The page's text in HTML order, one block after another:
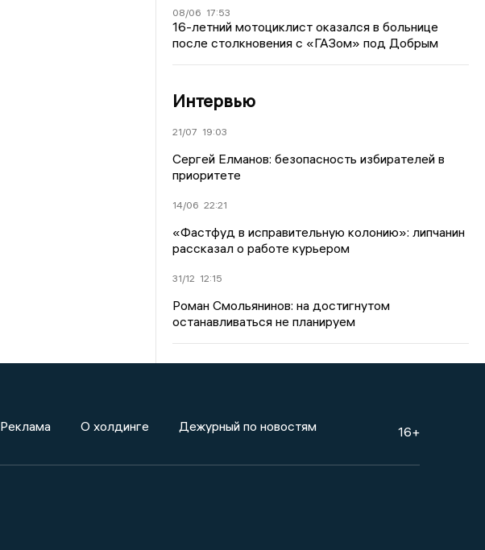
08/06 17:53
16-летний мотоциклист оказался в больнице
после столкновения с «ГАЗом» под Добрым
Интервью
21/07 19:03
Сергей Елманов: безопасность избирателей в
приоритете
14/06 22:21
«Фастфуд в исправительную колонию»: липчанин
рассказал о работе курьером
31/12 12:15
Роман Смольянинов: на достигнутом
останавливаться не планируем
Реклама О холдинге Дежурный по новостям 16+